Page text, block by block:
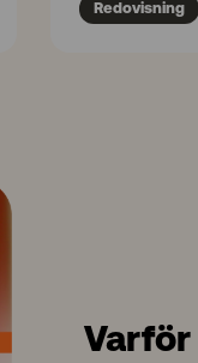
Redovisning
Varför